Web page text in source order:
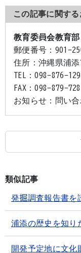
この記事に関す
教育委員会教育
郵便番号： 901-
住所： 沖縄県浦
TEL：098-876-
FAX：098-879-
お知らせ：
問い
類似記事
発掘調査報告書を
浦添の歴史を知り
開発予定地に文化